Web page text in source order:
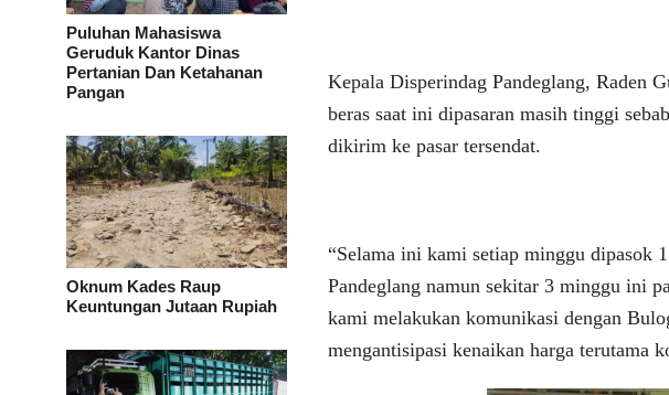
Puluhan Mahasiswa
Geruduk Kantor Dinas
Pertanian Dan Ketahanan
Pangan
Oknum Kades Raup
Keuntungan Jutaan Rupiah
Kepala Disperindag Pandeglang, Raden
beras saat ini dipasaran masih tinggi
dikirim ke pasar tersendat.
“Selama ini kami setiap minggu dipasok
Pandeglang namun sekitar 3 minggu ini
kami melakukan komunikasi dengan
mengantisipasi kenaikan harga terutama